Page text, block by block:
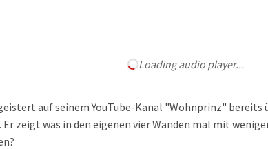
Loading audio player...
auf seinem YouTube-Kanal "Wohnprinz" bereits
Er zeigt was in den eigenen vier Wänden mal mit